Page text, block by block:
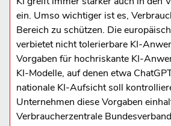
ein. Umso wichtiger ist es,
Bereich zu schützen. Die
verbietet nicht tolerierbare KI-
Vorgaben für hochriskante KI-
KI-Modelle, auf denen etwa
nationale KI-Aufsicht soll
Unternehmen diese Vorgaben
Verbraucherzentrale